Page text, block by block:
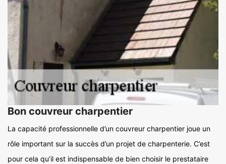
Bon couvreur charpentier
La capacité professionnelle d’un couvreur charpentier joue un
rôle important sur la succès d’un projet de charpenterie. C’est
pour cela qu’il est indispensable de bien choisir le prestataire